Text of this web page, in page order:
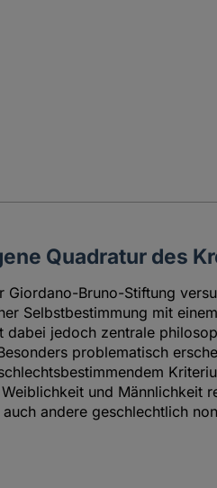
Quadratur des
Giordano-Bruno-Stiftung
Selbstbestimmung mit
dabei jedoch zentrale
problematisch
und Männlichkeit
auch andere geschlechtlich